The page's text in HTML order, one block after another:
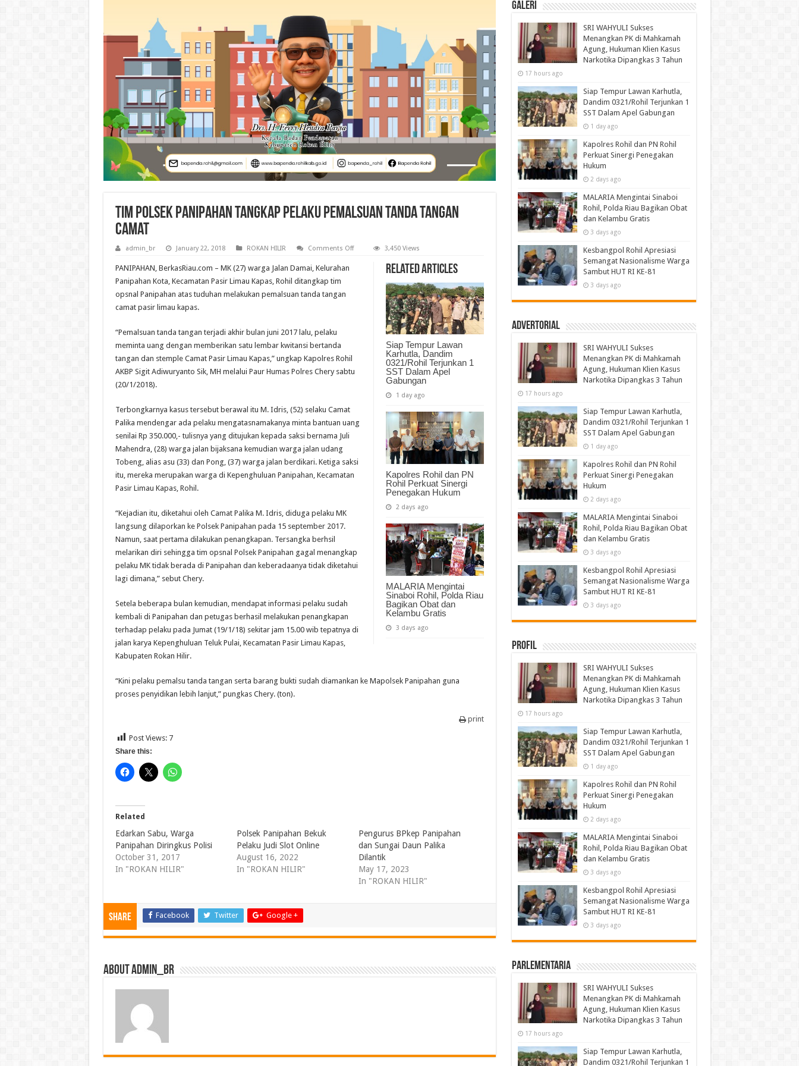
Tim Polsek Panipahan Tangkap Pelaku Pemalsuan Tanda Tangan
Camat
admin_br January 22, 2018 ROKAN HILIR Comments Offon
Pemalsuan
3,450 Views
Related Articles
Siap Tempur Lawan
Karhutla, Dandim
0321/Rohil Terjunkan 1
SST Dalam Apel
Gabungan
1 day ago
Kapolres Rohil dan PN
Rohil Perkuat Sinergi
Penegakan Hukum
2 days ago
MALARIA Mengintai
Sinaboi Rohil, Polda Riau
Bagikan Obat dan
Kelambu Gratis
3 days ago
PANIPAHAN, BerkasRiau.com – MK (27) warga Jalan Damai, Kelurahan
Panipahan Kota, Kecamatan Pasir Limau Kapas, Rohil ditangkap tim
opsnal Panipahan atas tuduhan melakukan pemalsuan tanda tangan
camat pasir limau kapas.
“Pemalsuan tanda tangan terjadi akhir bulan juni 2017 lalu, pelaku
meminta uang dengan memberikan satu lembar kwitansi bertanda
tangan dan stemple Camat Pasir Limau Kapas,” ungkap Kapolres Rohil
AKBP Sigit Adiwuryanto Sik, MH melalui Paur Humas Polres Chery sabtu
(20/1/2018).
Terbongkarnya kasus tersebut berawal itu M. Idris, (52) selaku Camat
Palika mendengar ada pelaku mengatasnamakanya minta bantuan uang
senilai Rp 350.000,- tulisnya yang ditujukan kepada saksi bernama Juli
Mahendra, (28) warga jalan bijaksana kemudian warga jalan udang
Tobeng, alias asu (33) dan Pong, (37) warga jalan berdikari. Ketiga saksi
itu, mereka merupakan warga di Kepenghuluan Panipahan, Kecamatan
Pasir Limau Kapas, Rohil.
“Kejadian itu, diketahui oleh Camat Palika M. Idris, diduga pelaku MK
langsung dilaporkan ke Polsek Panipahan pada 15 september 2017.
Namun, saat pertama dilakukan penangkapan. Tersangka berhsil
melarikan diri sehingga tim opsnal Polsek Panipahan gagal menangkap
pelaku MK tidak berada di Panipahan dan keberadaanya tidak diketahui
lagi dimana,” sebut Chery.
Setela beberapa bulan kemudian, mendapat informasi pelaku sudah
kembali di Panipahan dan petugas berhasil melakukan penangkapan
terhadap pelaku pada Jumat (19/1/18) sekitar jam 15.00 wib tepatnya di
jalan karya Kepenghuluan Teluk Pulai, Kecamatan Pasir Limau Kapas,
Kabupaten Rokan Hilir.
“Kini pelaku pemalsu tanda tangan serta barang bukti sudah diamankan ke Mapolsek Panipahan guna
proses penyidikan lebih lanjut,” pungkas Chery. (ton).
print
Post Views: 7
Share this:
Related
Edarkan Sabu, Warga
Panipahan Diringkus Polisi
October 31, 2017
In "ROKAN HILIR"
Polsek Panipahan Bekuk
Pelaku Judi Slot Online
August 16, 2022
In "ROKAN HILIR"
Pengurus BPkep Panipahan
dan Sungai Daun Palika
Dilantik
May 17, 2023
In "ROKAN HILIR"
Share Facebook Twitter Google +
About admin_br
Galeri
SRI WAHYULI Sukses
Menangkan PK di Mahkamah
Agung, Hukuman Klien Kasus
Narkotika Dipangkas 3 Tahun
17 hours ago
Siap Tempur Lawan Karhutla,
Dandim 0321/Rohil Terjunkan 1
SST Dalam Apel Gabungan
1 day ago
Kapolres Rohil dan PN Rohil
Perkuat Sinergi Penegakan
Hukum
2 days ago
MALARIA Mengintai Sinaboi
Rohil, Polda Riau Bagikan Obat
dan Kelambu Gratis
3 days ago
Kesbangpol Rohil Apresiasi
Semangat Nasionalisme Warga
Sambut HUT RI KE-81
3 days ago
Advertorial
SRI WAHYULI Sukses
Menangkan PK di Mahkamah
Agung, Hukuman Klien Kasus
Narkotika Dipangkas 3 Tahun
17 hours ago
Siap Tempur Lawan Karhutla,
Dandim 0321/Rohil Terjunkan 1
SST Dalam Apel Gabungan
1 day ago
Kapolres Rohil dan PN Rohil
Perkuat Sinergi Penegakan
Hukum
2 days ago
MALARIA Mengintai Sinaboi
Rohil, Polda Riau Bagikan Obat
dan Kelambu Gratis
3 days ago
Kesbangpol Rohil Apresiasi
Semangat Nasionalisme Warga
Sambut HUT RI KE-81
3 days ago
Profil
SRI WAHYULI Sukses
Menangkan PK di Mahkamah
Agung, Hukuman Klien Kasus
Narkotika Dipangkas 3 Tahun
17 hours ago
Siap Tempur Lawan Karhutla,
Dandim 0321/Rohil Terjunkan 1
SST Dalam Apel Gabungan
1 day ago
Kapolres Rohil dan PN Rohil
Perkuat Sinergi Penegakan
Hukum
2 days ago
MALARIA Mengintai Sinaboi
Rohil, Polda Riau Bagikan Obat
dan Kelambu Gratis
3 days ago
Kesbangpol Rohil Apresiasi
Semangat Nasionalisme Warga
Sambut HUT RI KE-81
3 days ago
Parlementaria
SRI WAHYULI Sukses
Menangkan PK di Mahkamah
Agung, Hukuman Klien Kasus
Narkotika Dipangkas 3 Tahun
17 hours ago
Siap Tempur Lawan Karhutla,
Dandim 0321/Rohil Terjunkan 1